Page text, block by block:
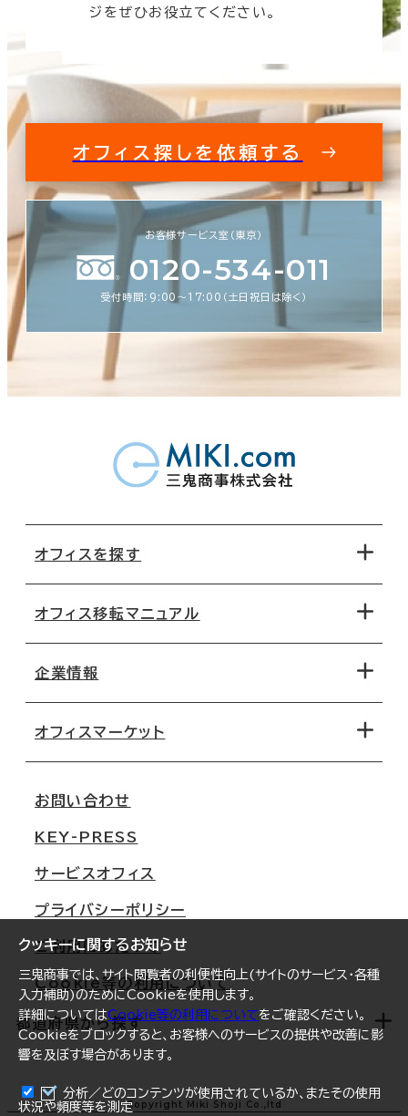
クッキーに関するお知らせ
三鬼商事では、サイト閲覧者の利便性向上(サイトのサービス・各種
入力補助)のためにCookieを使用します。
詳細についてはCookie等の利用についてをご確認ください。
Cookieをブロックすると、お客様へのサービスの提供や改善に影
響を及ぼす場合があります。
分析／どのコンテンツが使用されているか、またその使用
状況や頻度等を測定
ジをぜひお役立てください。
オフィス探しを依頼する
お客様サービス室（東京）
0120-534-011
受付時間：9:00〜17:00（土日祝日は除く）
オフィスを探す
地図から探す
路線・駅から探す
オフィス移転マニュアル
移転コストシミュレーション
移転スケジュール
オフィス移転Q&A
企業情報
オフィスマーケット
大阪
名古屋
札幌
仙台
横浜
福岡
オフィスリポート
ログイン
お問い合わせ
KEY-PRESS
サービスオフィス
プライバシーポリシー
ご利用にあたって
Cookie等の利用について
都道府県から探す
北海道 Copyright Miki Shoji Co.,ltd